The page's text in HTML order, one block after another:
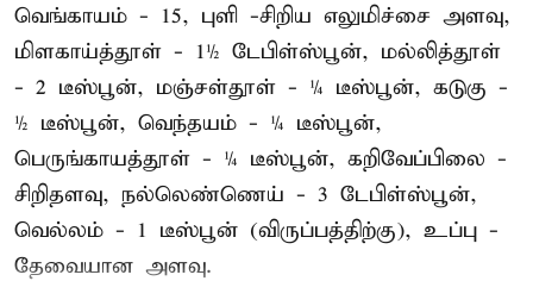
வெங்காயம் - 15, புளி -சிறிய எலுமிச்சை அளவு,
மிளகாய்த்தூள் - 1½ டேபிள்ஸ்பூன், மல்லித்தூள்
- 2 டீஸ்பூன், மஞ்சள்தூள் - ¼ டீஸ்பூன், கடுகு -
½ டீஸ்பூன், வெந்தயம் - ¼ டீஸ்பூன்,
பெருங்காயத்தூள் - ¼ டீஸ்பூன், கறிவேப்பிலை -
சிறிதளவு, நல்லெண்ணெய் - 3 டேபிள்ஸ்பூன்,
வெல்லம் - 1 டீஸ்பூன் (விருப்பத்திற்கு), உப்பு -
தேவையான அளவு.